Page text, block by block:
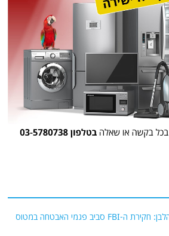
מצוד אחרי המדליפים בבית הלבן: חקירת ה-FBI סביב פגמי האבטחה במטוס